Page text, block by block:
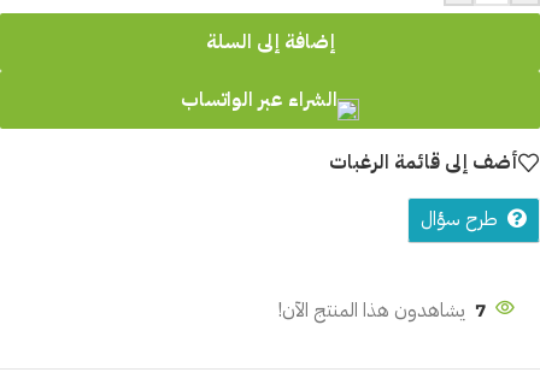
إضافة إلى السلة
الشراء عبر الواتساب
أضف إلى قائمة الرغبات
طرح سؤال
7 يشاهدون هذا المنتج الآن!